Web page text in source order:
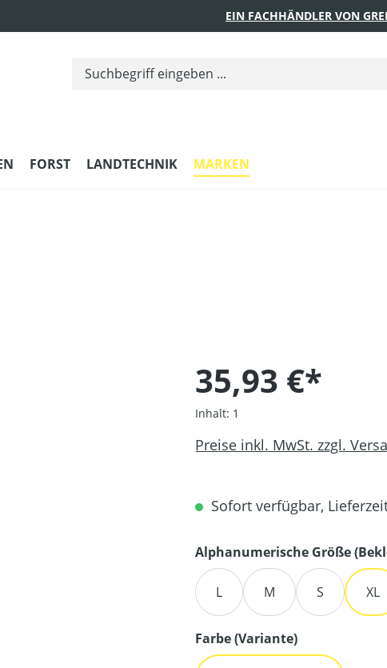
EIN FACHHÄNDLER VON
FORST LANDTECHNIK MARKEN
35,93 €*
Inhalt: 1
Preise inkl. MwSt. zzgl.
Sofort verfügbar,
Alphanumerische Größe
L M S XL
Farbe (Variante)auswählen